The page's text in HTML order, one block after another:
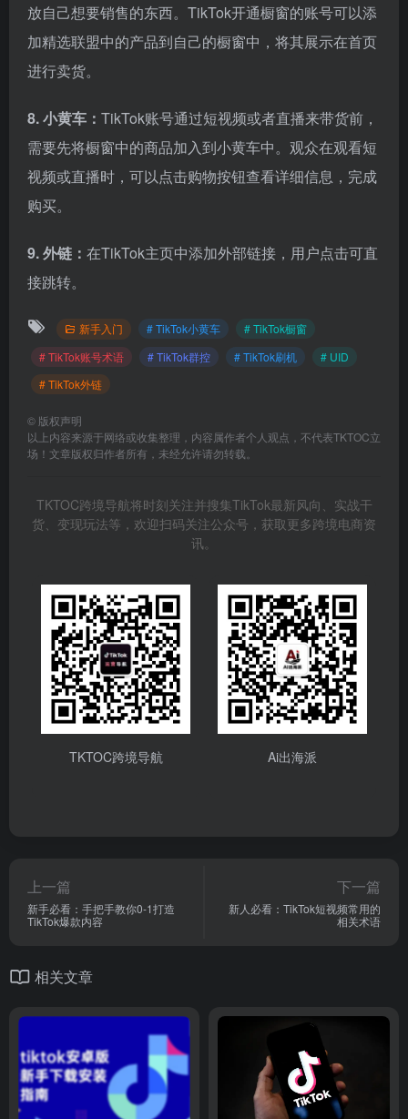
放自己想要销售的东西。TikTok开通橱窗的账号可以添
加精选联盟中的产品到自己的橱窗中，将其展示在首页
进行卖货。
8. 小黄车： TikTok账号通过短视频或者直播来带货前，
需要先将橱窗中的商品加入到小黄车中。观众在观看短
视频或直播时，可以点击购物按钮查看详细信息，完成
购买。
9. 外链： 在TikTok主页中添加外部链接，用户点击可直
接跳转。
新手入门 # TikTok小黄车
# TikTok橱窗
# TikTok账号术语
# TikTok群控 # TikTok刷机
# UID
# TikTok外链
© 版权声明
以上内容来源于网络或收集整理，内容属作者个人观点，不代表TKTOC立
场！文章版权归作者所有，未经允许请勿转载。
TKTOC跨境导航将时刻关注并搜集TikTok最新风向、实战干
货、变现玩法等，欢迎扫码关注公众号，获取更多跨境电商资
讯。
TKTOC跨境导航 Ai出海派
上一篇
新手必看：手把手教你0-1打造
TikTok爆款内容
下一篇
新人必看：TikTok短视频常用的
相关术语
相关文章